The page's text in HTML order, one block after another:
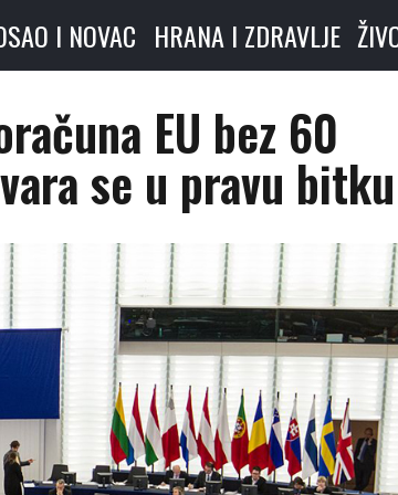
I NOVAC HRANA I ZDRAVLJE
EU bez 60
se u pravu bitku